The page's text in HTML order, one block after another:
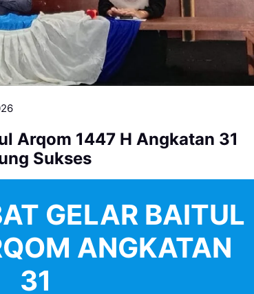
Arqom 1447 H Angkatan 31
Sukses
GELAR BAITUL
ANGKATAN
31